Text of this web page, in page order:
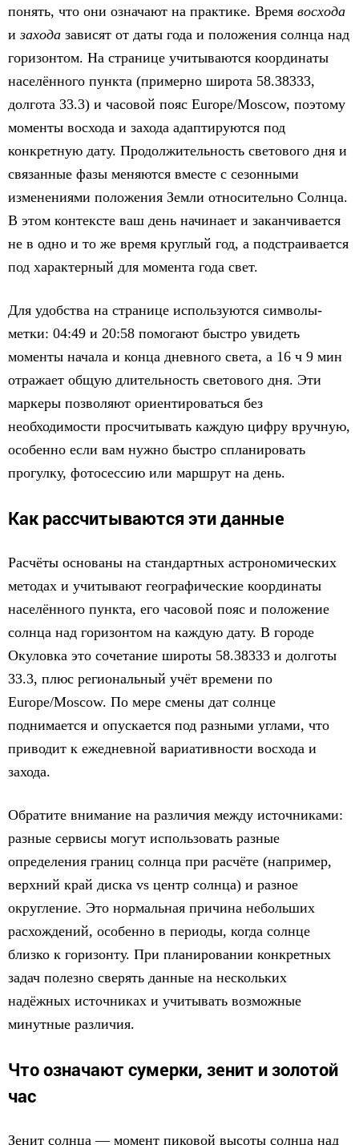
понять, что они означают на практике. Время восхода
изахода зависят от даты года и положения солнца над
горизонтом. На странице учитываются координаты
населённого пункта (примерно широта 58.38333,
долгота 33.3) и часовой пояс Europe/Moscow, поэтому
моменты восхода и захода адаптируются под
конкретную дату. Продолжительность светового дня и
связанные фазы меняются вместе с сезонными
изменениями положения Земли относительно Солнца.
В этом контексте ваш день начинает и заканчивается
не в одно и то же время круглый год, а подстраивается
под характерный для момента года свет.
Для удобства на странице используются символы-
метки: 04:49 и 20:58 помогают быстро увидеть
моменты начала и конца дневного света, а 16 ч 9 мин
отражает общую длительность светового дня. Эти
маркеры позволяют ориентироваться без
необходимости просчитывать каждую цифру вручную,
особенно если вам нужно быстро спланировать
прогулку, фотосессию или маршрут на день.
Как рассчитываются эти данные
Расчёты основаны на стандартных астрономических
методах и учитывают географические координаты
населённого пункта, его часовой пояс и положение
солнца над горизонтом на каждую дату. В городе
Окуловка это сочетание широты 58.38333 и долготы
33.3, плюс региональный учёт времени по
Europe/Moscow. По мере смены дат солнце
поднимается и опускается под разными углами, что
приводит к ежедневной вариативности восхода и
захода.
Обратите внимание на различия между источниками:
разные сервисы могут использовать разные
определения границ солнца при расчёте (например,
верхний край диска vs центр солнца) и разное
округление. Это нормальная причина небольших
расхождений, особенно в периоды, когда солнце
близко к горизонту. При планировании конкретных
задач полезно сверять данные на нескольких
надёжных источниках и учитывать возможные
минутные различия.
Что означают сумерки, зенит и золотой
час
Зенит солнца — момент пиковой высоты солнца над